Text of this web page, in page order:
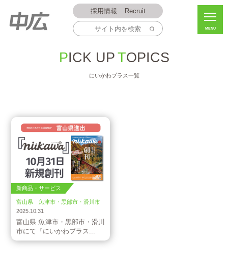
採用情報 Recruit
MENU
PICK UP TOPICS
にいかわプラス一覧
新商品・サービス
富山県 魚津市・黒部市・滑川市
2025.10.31
富山県 魚津市・黒部市・滑川
市にて『にいかわプラス...